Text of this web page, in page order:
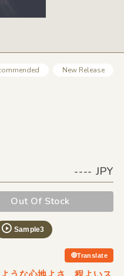
New Release
---- JPY
Out Of Stock
Sample3
Translate
うな心地よさ、程よいス